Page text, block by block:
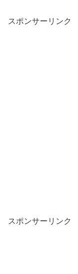
スポンサーリンク
スポンサーリンク